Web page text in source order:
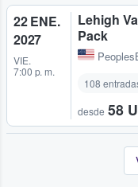
22 ENE.
2027
VIE.
7:00 p. m.
Lehigh
Pack
108
desde 58